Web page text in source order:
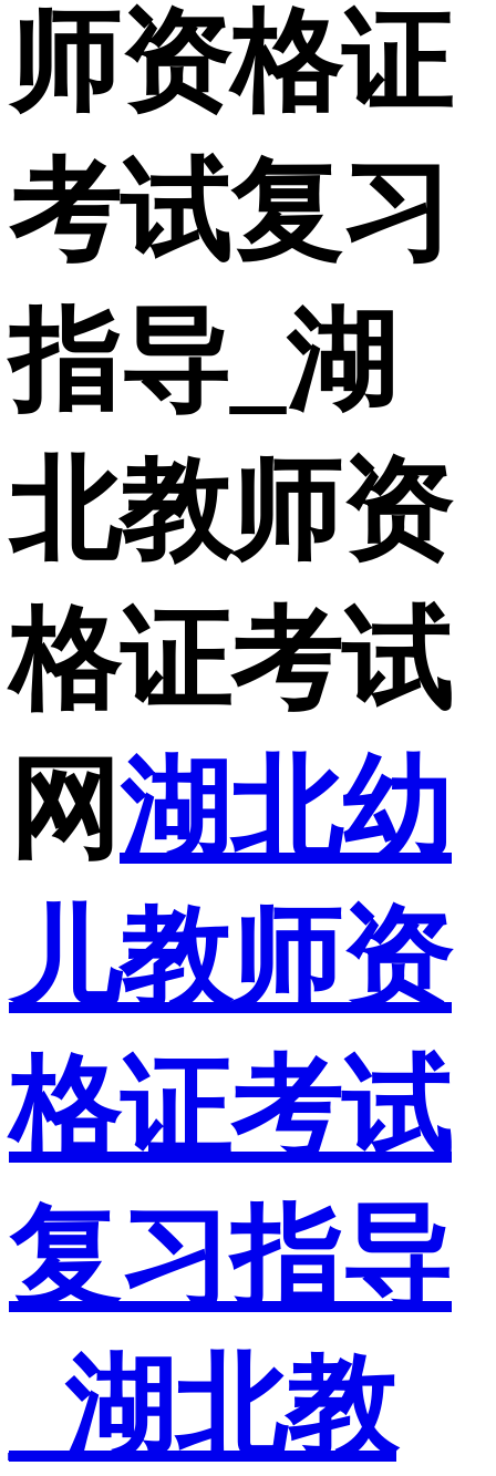
师资格证
考试复习
指导_湖
北教师资
格证考试
网湖北幼
儿教师资
格证考试
复习指导
_湖北教